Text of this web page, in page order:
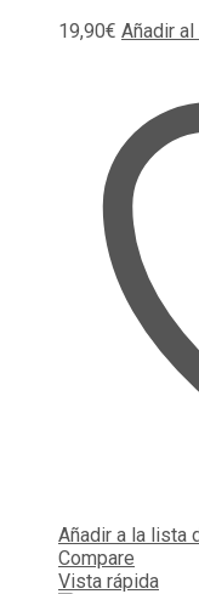
19,90€ Añadir
Añadir a la lista
Compare
Vista rápida